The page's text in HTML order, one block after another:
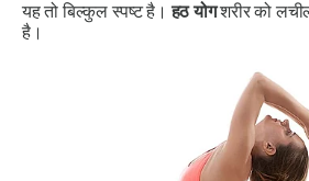
यह तो बिल्कुल स्पष्ट है।हठयोगशरीर को
है।